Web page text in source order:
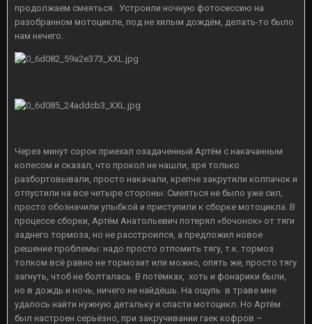
продолжаем смеяться. Устроили ночную фотосессию на
разобранном мотоцикле, под не хилым дождём, делать-то было
нам нечего.
Через минут сорок приехал озадаченный Артём с накачанным
колесом и сказал, что прокол не нашли, зря только
разбортовывали, просто накачали, крепче закрутили колпачок и
отпустили на все четыре стороны. Смеяться не было уже сил,
просто обозначили улыбкой и приступили к сборке мотоцикла. В
процессе сборки, Артём Анатольевич потерял «бочонок» от тяги
заднего тормоза, но не расстроился, а предложил новое
решение проблемы: надо просто отломить тягу, т.к. тормоз
толком всё равно не тормозит или можно, опять же, просто тягу
загнуть, чтоб не болталась. В потёмках, хоть и фонарики были,
но в дождь и ночь, ничего не найдёшь. На ощупь в траве мне
удалось найти нужную детальку и спасти мотоцикл. Но Артём
был настроен серьёзно, при закручивании гаек кофров –